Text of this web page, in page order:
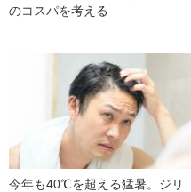
のコスパを考える
今年も40℃を超える猛暑。ジリ